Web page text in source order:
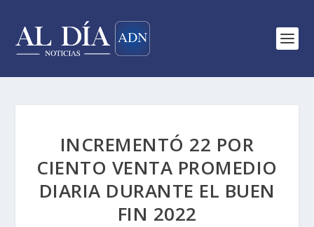
INCREMENTÓ 22 POR
CIENTO VENTA PROMEDIO
DIARIA DURANTE EL BUEN
FIN 2022